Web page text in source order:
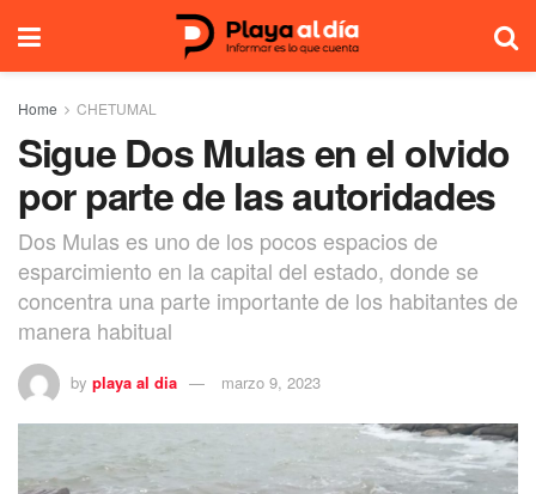
Home CHETUMAL
Sigue Dos Mulas en el olvido
por parte de las autoridades
Dos Mulas es uno de los pocos espacios de
esparcimiento en la capital del estado, donde se
concentra una parte importante de los habitantes de
manera habitual
by playa al dia marzo 9, 2023